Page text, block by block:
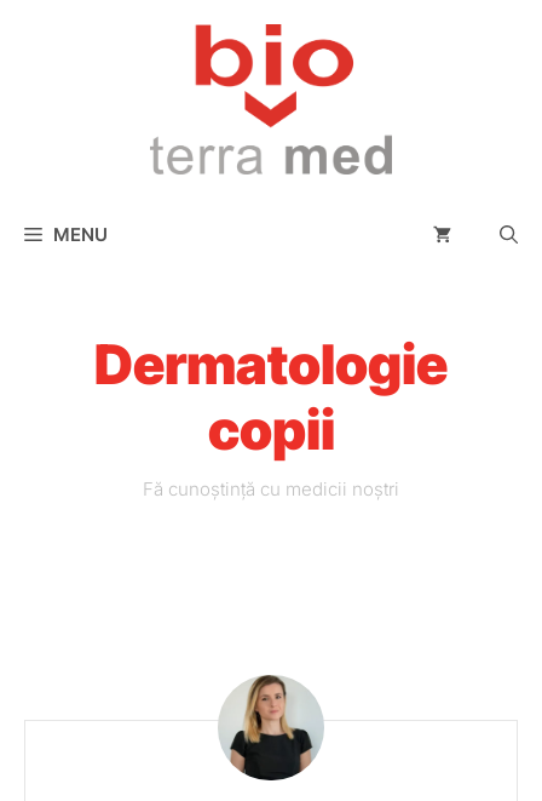
MENU
Dermatologie
copii
Fă cunoștință cu medicii noștri